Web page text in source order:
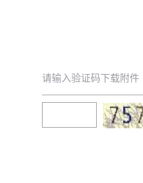
请输入验证码下载附件